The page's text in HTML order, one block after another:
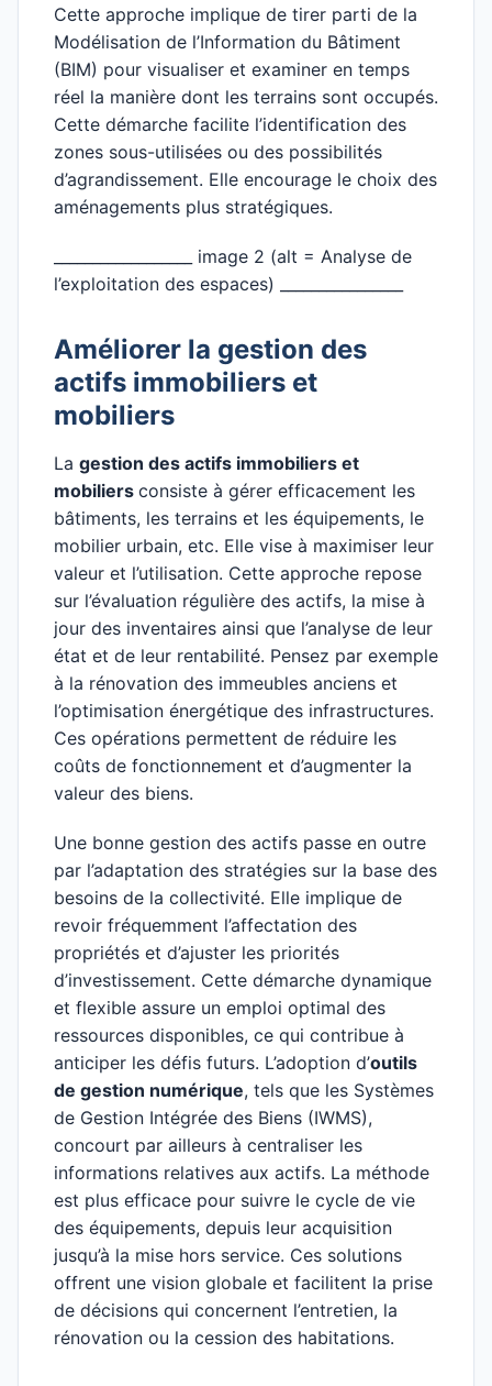
Cette approche implique de tirer parti de la
Modélisation de l’Information du Bâtiment
(BIM) pour visualiser et examiner en temps
réel la manière dont les terrains sont occupés.
Cette démarche facilite l’identification des
zones sous-utilisées ou des possibilités
d’agrandissement. Elle encourage le choix des
aménagements plus stratégiques.
__________________ image 2 (alt = Analyse de
l’exploitation des espaces) ________________
Améliorer la gestion des
actifs immobiliers et
mobiliers
La gestion des actifs immobiliers et
mobiliers consiste à gérer efficacement les
bâtiments, les terrains et les équipements, le
mobilier urbain, etc. Elle vise à maximiser leur
valeur et l’utilisation. Cette approche repose
sur l’évaluation régulière des actifs, la mise à
jour des inventaires ainsi que l’analyse de leur
état et de leur rentabilité. Pensez par exemple
à la rénovation des immeubles anciens et
l’optimisation énergétique des infrastructures.
Ces opérations permettent de réduire les
coûts de fonctionnement et d’augmenter la
valeur des biens.
Une bonne gestion des actifs passe en outre
par l’adaptation des stratégies sur la base des
besoins de la collectivité. Elle implique de
revoir fréquemment l’affectation des
propriétés et d’ajuster les priorités
d’investissement. Cette démarche dynamique
et flexible assure un emploi optimal des
ressources disponibles, ce qui contribue à
anticiper les défis futurs. L’adoption d’outils
de gestion numérique, tels que les Systèmes
de Gestion Intégrée des Biens (IWMS),
concourt par ailleurs à centraliser les
informations relatives aux actifs. La méthode
est plus efficace pour suivre le cycle de vie
des équipements, depuis leur acquisition
jusqu’à la mise hors service. Ces solutions
offrent une vision globale et facilitent la prise
de décisions qui concernent l’entretien, la
rénovation ou la cession des habitations.